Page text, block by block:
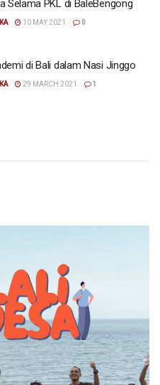
Selama PKL di BaleBengong
10 MAY 2021 0
di Bali dalam Nasi Jinggo
29 MARCH 2021 1